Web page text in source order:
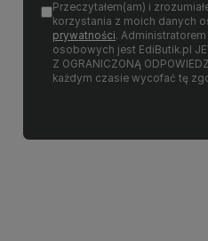
Przeczytałem(am) i
korzystania z moich danych
prywatności.
osobowych jest EdiButik.pl
Z OGRANICZONĄ
każdym czasie wycofać tę